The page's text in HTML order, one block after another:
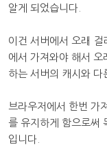
알게 되었습니다.
이건 서버에서 오래
에서 가져와야 해서
하는 서버의 캐시와 다
브라우저에서 한번 가
를 유지하게 함으로써
입니다.